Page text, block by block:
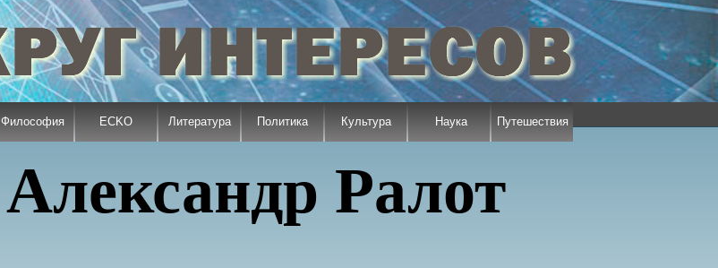
Александр Ралот
Философия ECKO Литература Политика Культура Наука Путешествия